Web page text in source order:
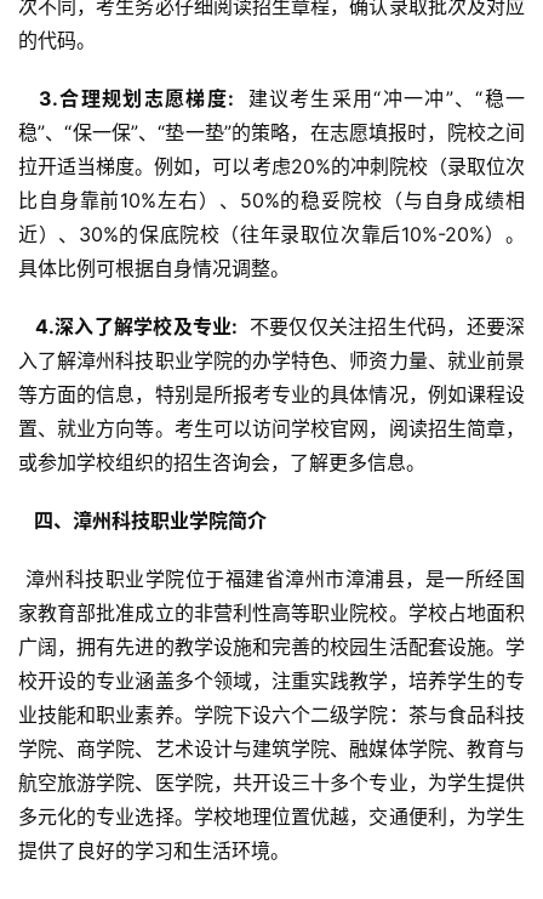
次不同，考生务必仔细阅读招生章程，确认录取批次及对应
的代码。
  3.合理规划志愿梯度:
建议考生采用“冲一冲”、“稳一
稳”、“保一保”、“垫一垫”的策略，在志愿填报时，院校之间
拉开适当梯度。例如，可以考虑20%的冲刺院校（录取位次
比自身靠前10%左右）、50%的稳妥院校（与自身成绩相
近）、30%的保底院校（往年录取位次靠后10%-20%）。
具体比例可根据自身情况调整。
  4.深入了解学校及专业:
不要仅仅关注招生代码，还要深
入了解漳州科技职业学院的办学特色、师资力量、就业前景
等方面的信息，特别是所报考专业的具体情况，例如课程设
置、就业方向等。考生可以访问学校官网，阅读招生简章，
或参加学校组织的招生咨询会，了解更多信息。
  四、漳州科技职业学院简介
家教育部批准成立的非营利性高等职业院校。学校占地面积
广阔，拥有先进的教学设施和完善的校园生活配套设施。学
校开设的专业涵盖多个领域，注重实践教学，培养学生的专
业技能和职业素养。学院下设六个二级学院：茶与食品科技
学院、商学院、艺术设计与建筑学院、融媒体学院、教育与
航空旅游学院、医学院，共开设三十多个专业，为学生提供
多元化的专业选择。学校地理位置优越，交通便利，为学生
提供了良好的学习和生活环境。